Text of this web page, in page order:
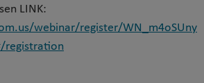
LINK:
webinar/register/WN_m4oSUny
registration